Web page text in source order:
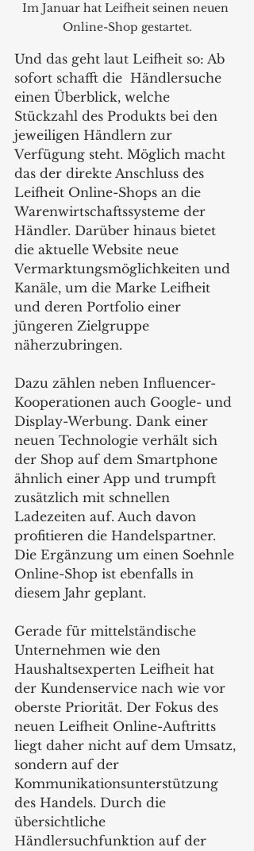
Im Januar hat Leifheit seinen neuen
Online-Shop gestartet.
Und das geht laut Leifheit so: Ab
sofort schafft die  Händlersuche
einen Überblick, welche
Stückzahl des Produkts bei den
jeweiligen Händlern zur
Verfügung steht. Möglich macht
das der direkte Anschluss des
Leifheit Online-Shops an die
Warenwirtschaftssysteme der
Händler. Darüber hinaus bietet
die aktuelle Website neue
Vermarktungsmöglichkeiten und
Kanäle, um die Marke Leifheit
und deren Portfolio einer
jüngeren Zielgruppe
näherzubringen.
Dazu zählen neben Influencer-
Kooperationen auch Google- und
Display-Werbung. Dank einer
neuen Technologie verhält sich
der Shop auf dem Smartphone
ähnlich einer App und trumpft
zusätzlich mit schnellen
Ladezeiten auf. Auch davon
profitieren die Handelspartner.
Die Ergänzung um einen Soehnle
Online-Shop ist ebenfalls in
diesem Jahr geplant.
Gerade für mittelständische
Unternehmen wie den
Haushaltsexperten Leifheit hat
der Kundenservice nach wie vor
oberste Priorität. Der Fokus des
neuen Leifheit Online-Auftritts
liegt daher nicht auf dem Umsatz,
sondern auf der
Kommunikationsunterstützung
des Handels. Durch die
übersichtliche
Händlersuchfunktion auf der